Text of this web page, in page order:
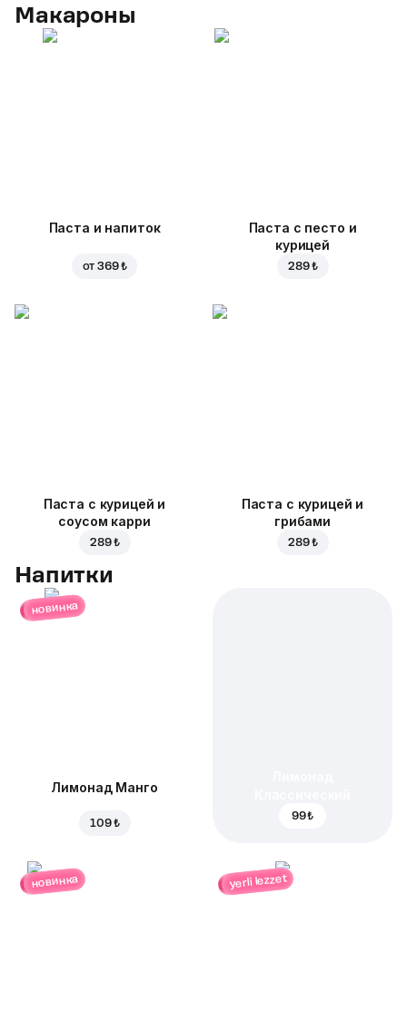
Макароны
Паста и напиток
от369 ₺
Паста с песто и
курицей
289 ₺
Паста с курицей и
соусом карри
289 ₺
Паста с курицей и
грибами
289 ₺
Напитки
новинка
Лимонад Манго
109 ₺
99 ₺
новинка yerli lezzet